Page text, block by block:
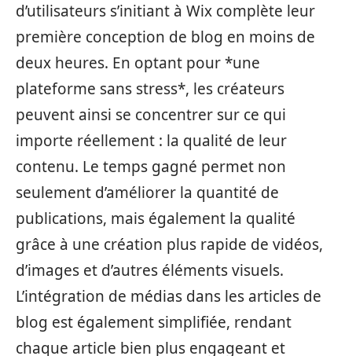
d’utilisateurs s’initiant à Wix complète leur
première conception de blog en moins de
deux heures. En optant pour *une
plateforme sans stress*, les créateurs
peuvent ainsi se concentrer sur ce qui
importe réellement : la qualité de leur
contenu. Le temps gagné permet non
seulement d’améliorer la quantité de
publications, mais également la qualité
grâce à une création plus rapide de vidéos,
d’images et d’autres éléments visuels.
L’intégration de médias dans les articles de
blog est également simplifiée, rendant
chaque article bien plus engageant et